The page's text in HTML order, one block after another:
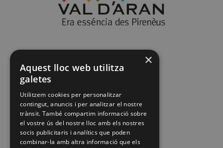
×
Aquest lloc web utilitza
galetes
Utilitzem cookies per personalitzar
contingut, anuncis i per analitzar el nostre
trànsit. També compartim informació sobre
el vostre ús del nostre lloc amb els nostres
socis publicitaris i analítics que poden
combinar-la amb altra informació que els